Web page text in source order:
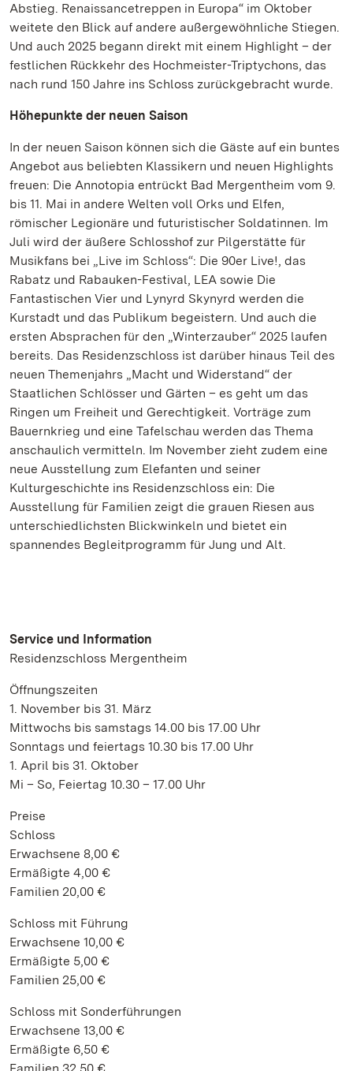
Abstieg. Renaissancetreppen in Europa“ im Oktober
weitete den Blick auf andere außergewöhnliche Stiegen.
Und auch 2025 begann direkt mit einem Highlight – der
festlichen Rückkehr des Hochmeister-Triptychons, das
nach rund 150 Jahre ins Schloss zurückgebracht wurde.
Höhepunkte der neuen Saison
In der neuen Saison können sich die Gäste auf ein buntes
Angebot aus beliebten Klassikern und neuen Highlights
freuen: Die Annotopia entrückt Bad Mergentheim vom 9.
bis 11. Mai in andere Welten voll Orks und Elfen,
römischer Legionäre und futuristischer Soldatinnen. Im
Juli wird der äußere Schlosshof zur Pilgerstätte für
Musikfans bei „Live im Schloss“: Die 90er Live!, das
Rabatz und Rabauken-Festival, LEA sowie Die
Fantastischen Vier und Lynyrd Skynyrd werden die
Kurstadt und das Publikum begeistern. Und auch die
ersten Absprachen für den „Winterzauber“ 2025 laufen
bereits. Das Residenzschloss ist darüber hinaus Teil des
neuen Themenjahrs „Macht und Widerstand“ der
Staatlichen Schlösser und Gärten – es geht um das
Ringen um Freiheit und Gerechtigkeit. Vorträge zum
Bauernkrieg und eine Tafelschau werden das Thema
anschaulich vermitteln. Im November zieht zudem eine
neue Ausstellung zum Elefanten und seiner
Kulturgeschichte ins Residenzschloss ein: Die
Ausstellung für Familien zeigt die grauen Riesen aus
unterschiedlichsten Blickwinkeln und bietet ein
spannendes Begleitprogramm für Jung und Alt.
Service und Information
Residenzschloss Mergentheim
Öffnungszeiten
1. November bis 31. März
Mittwochs bis samstags 14.00 bis 17.00 Uhr
Sonntags und feiertags 10.30 bis 17.00 Uhr
1. April bis 31. Oktober
Mi – So, Feiertag 10.30 – 17.00 Uhr
Preise
Schloss
Erwachsene 8,00 €
Ermäßigte 4,00 €
Familien 20,00 €
Schloss mit Führung
Erwachsene 10,00 €
Ermäßigte 5,00 €
Familien 25,00 €
Schloss mit Sonderführungen
Erwachsene 13,00 €
Ermäßigte 6,50 €